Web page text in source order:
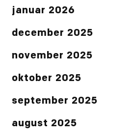
januar 2026
december 2025
november 2025
oktober 2025
september 2025
august 2025